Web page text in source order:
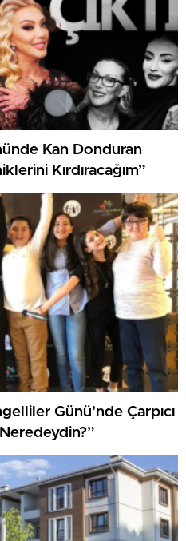
Kan Donduran
Kırdıracağım”
Günü’nde Çarpıcı